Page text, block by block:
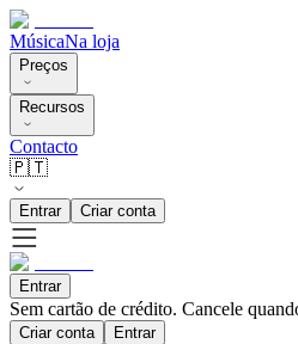
MúsicaNa loja
Preços
Recursos
Contacto
🇵🇹
Entrar Criar conta
Entrar
Sem cartão de crédito. Cancele
Criar conta Entrar